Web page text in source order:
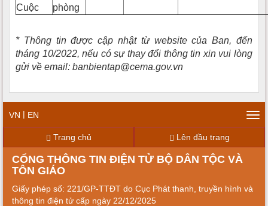
Cuộc
phòng
* Thông tin được cập nhật từ website của Ban, đến
tháng 10/2022, nếu có sự thay đổi thông tin xin vui lòng
gửi về email: banbientap@cema.gov.vn
VN | EN
Trang chủ
Lên đầu trang
CỔNG THÔNG TIN ĐIỆN TỬ BỘ DÂN TỘC VÀ
TÔN GIÁO
Giấy phép số: 221/GP-TTĐT do Cục Phát thanh, truyền hình và
thông tin điện tử cấp ngày 22/12/2025